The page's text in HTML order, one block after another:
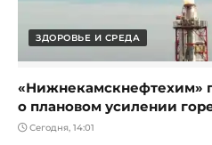
ЗДОРОВЬЕ И СРЕДА
«Нижнекамскнефтехим»
о плановом усилении
Сегодня, 14:01